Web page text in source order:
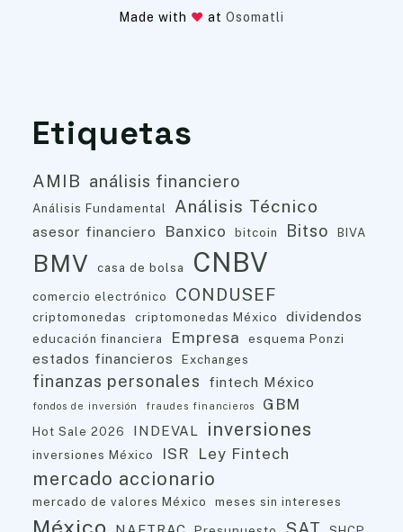
Made with at Osomatli
Etiquetas
AMIB análisis financiero
Análisis Fundamental Análisis Técnico
asesor financiero Banxico bitcoin Bitso BIVA
BMV casa de bolsa CNBV
comercio electrónico CONDUSEF
criptomonedas criptomonedas México dividendos
educación financiera Empresa esquema Ponzi
estados financieros Exchanges
finanzas personales fintech México
fondos de inversión fraudes financieros GBM
Hot Sale 2026 INDEVAL inversiones
inversiones México ISR Ley Fintech
mercado accionario
mercado de valores México meses sin intereses
México